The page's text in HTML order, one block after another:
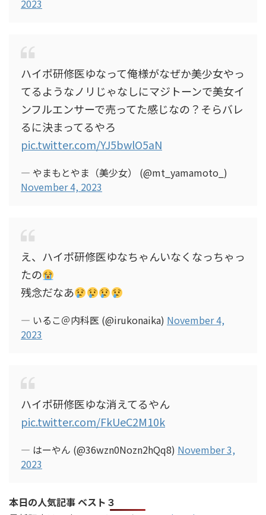
2023
ハイポ研修医ゆなって俺様がなぜか美少女やっ
てるようなノリじゃなしにマジトーンで美女イ
ンフルエンサーで売ってた感じなの？そらバレ
るに決まってるやろ
pic.twitter.com/YJ5bwlO5aN
— やまもとやま（美少女） (@mt_yamamoto_)
November 4, 2023
え、ハイポ研修医ゆなちゃんいなくなっちゃっ
たの
残念だなあ
— いるこ＠内科医 (@irukonaika) November 4,
2023
ハイポ研修医ゆな消えてるやん
pic.twitter.com/FkUeC2M10k
— はーやん (@36wzn0Nozn2hQq8) November 3,
2023
本日の人気記事 ベスト３